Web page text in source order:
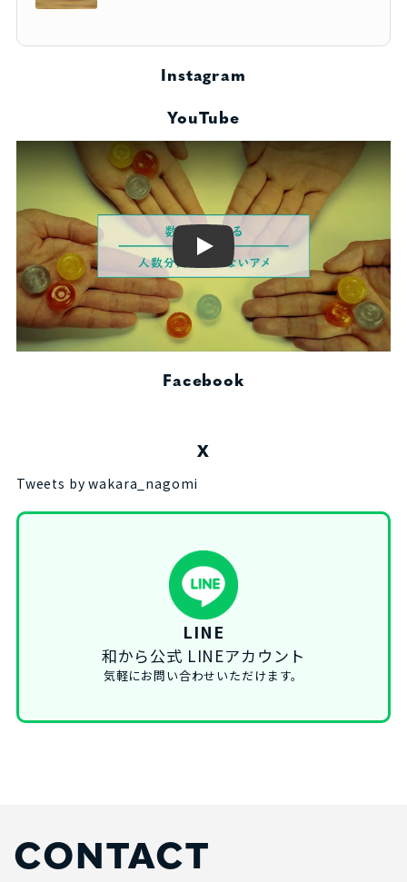
Instagram
YouTube
Play
Facebook
X
Tweets by wakara_nagomi
LINE
和から公式 LINEアカウント
気軽にお問い合わせいただけます。
CONTACT